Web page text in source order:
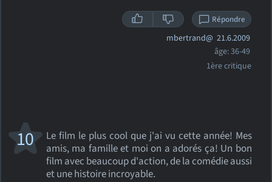
Répondre
mbertrand@ 21.6.2009
âge: 36-49
1ère critique
Le film le plus cool que j'ai vu cette année! Mes
amis, ma famille et moi on a adorés ça! Un bon
film avec beaucoup d'action, de la comédie aussi
et une histoire incroyable.
10